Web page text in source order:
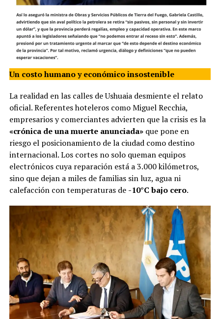
Un costo humano y económico insostenible
La realidad en las calles de Ushuaia desmiente el relato
oficial. Referentes hoteleros como Miguel Recchia,
empresarios y comerciantes advierten que la crisis es la
«crónica de una muerte anunciada»que pone en
riesgo el posicionamiento de la ciudad como destino
internacional. Los cortes no solo queman equipos
electrónicos cuya reparación está a 3.000 kilómetros,
sino que dejan a miles de familias sin luz, agua ni
calefacción con temperaturas de -10°C bajo cero.